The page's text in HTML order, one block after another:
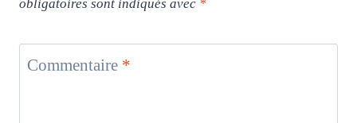
obligatoires sont indiqués avec *
Commentaire *